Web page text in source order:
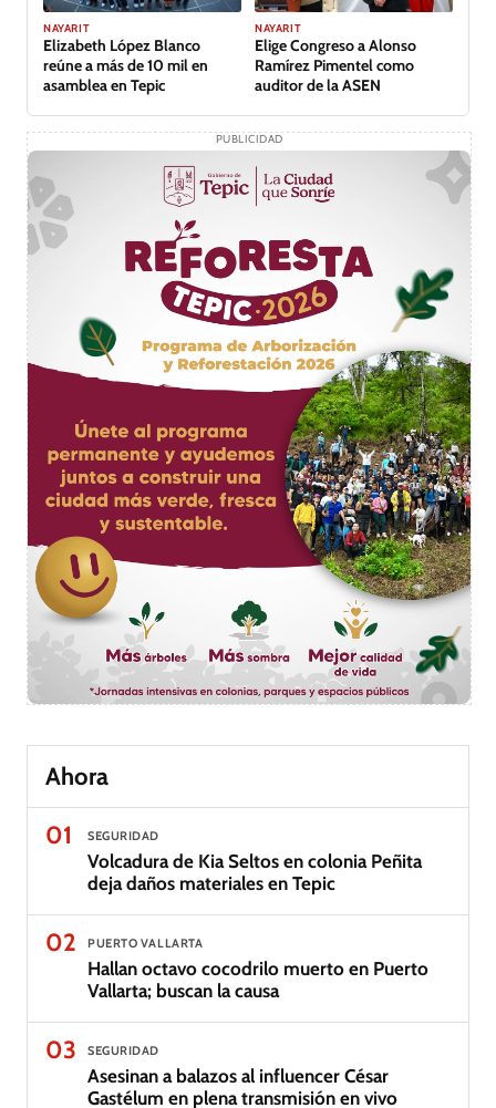
NAYARIT
Elizabeth López Blanco
reúne a más de 10 mil en
asamblea en Tepic
NAYARIT
Elige Congreso a Alonso
Ramírez Pimentel como
auditor de la ASEN
PUBLICIDAD
Ahora
01
SEGURIDAD
Volcadura de Kia Seltos en colonia Peñita
deja daños materiales en Tepic
02 PUERTO VALLARTA
Hallan octavo cocodrilo muerto en Puerto
Vallarta; buscan la causa
03 SEGURIDAD
Asesinan a balazos al influencer César
Gastélum en plena transmisión en vivo